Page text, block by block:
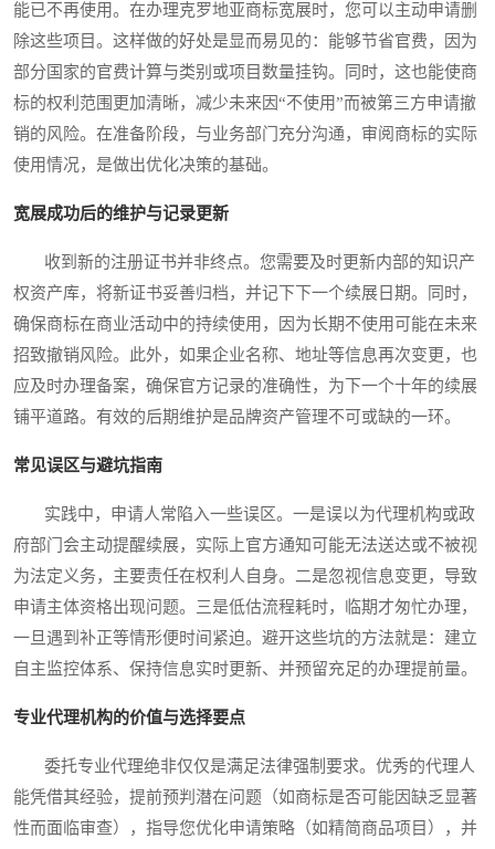
能已不再使用。在办理克罗地亚商标宽展时，您可以主动申请删
除这些项目。这样做的好处是显而易见的：能够节省官费，因为
部分国家的官费计算与类别或项目数量挂钩。同时，这也能使商
标的权利范围更加清晰，减少未来因“不使用”而被第三方申请撤
销的风险。在准备阶段，与业务部门充分沟通，审阅商标的实际
使用情况，是做出优化决策的基础。
宽展成功后的维护与记录更新
收到新的注册证书并非终点。您需要及时更新内部的知识产
权资产库，将新证书妥善归档，并记下下一个续展日期。同时，
确保商标在商业活动中的持续使用，因为长期不使用可能在未来
招致撤销风险。此外，如果企业名称、地址等信息再次变更，也
应及时办理备案，确保官方记录的准确性，为下一个十年的续展
铺平道路。有效的后期维护是品牌资产管理不可或缺的一环。
常见误区与避坑指南
实践中，申请人常陷入一些误区。一是误以为代理机构或政
府部门会主动提醒续展，实际上官方通知可能无法送达或不被视
为法定义务，主要责任在权利人自身。二是忽视信息变更，导致
申请主体资格出现问题。三是低估流程耗时，临期才匆忙办理，
一旦遇到补正等情形便时间紧迫。避开这些坑的方法就是：建立
自主监控体系、保持信息实时更新、并预留充足的办理提前量。
专业代理机构的价值与选择要点
委托专业代理绝非仅仅是满足法律强制要求。优秀的代理人
能凭借其经验，提前预判潜在问题（如商标是否可能因缺乏显著
性而面临审查），指导您优化申请策略（如精简商品项目），并